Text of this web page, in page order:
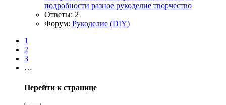
подробности разное рукоделие творчество
Ответы: 2
Форум: Рукоделие (DIY)
1
2
3
…
Перейти к странице